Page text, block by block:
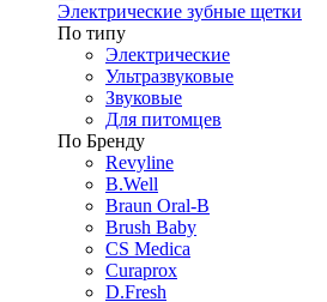
Электрические зубные щетки
По типу
Электрические
Ультразвуковые
Звуковые
Для питомцев
По Бренду
Revyline
B.Well
Braun Oral-B
Brush Baby
CS Medica
Curaprox
D.Fresh